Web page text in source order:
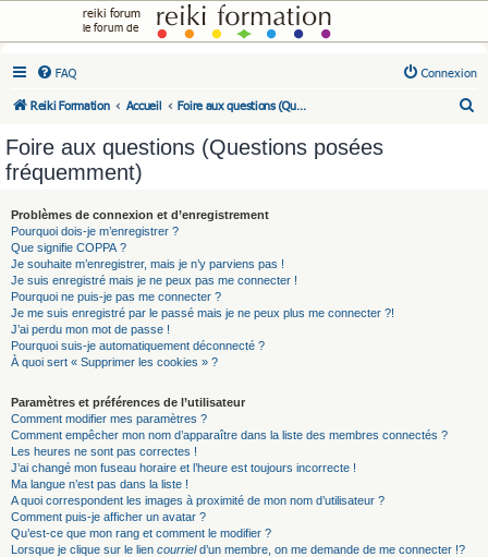
reiki forum
FAQ Connexion
Reiki Formation Accueil Foire aux questions (Questions posées fréquemment)
Foire aux questions (Questions posées
fréquemment)
Problèmes de connexion et d’enregistrement
Pourquoi dois-je m’enregistrer ?
Que signifie COPPA ?
Je souhaite m’enregistrer, mais je n’y parviens pas !
Je suis enregistré mais je ne peux pas me connecter !
Pourquoi ne puis-je pas me connecter ?
Je me suis enregistré par le passé mais je ne peux plus me connecter ?!
J’ai perdu mon mot de passe !
Pourquoi suis-je automatiquement déconnecté ?
À quoi sert « Supprimer les cookies » ?
Paramètres et préférences de l’utilisateur
Comment modifier mes paramètres ?
Comment empêcher mon nom d’apparaître dans la liste des membres connectés ?
Les heures ne sont pas correctes !
J’ai changé mon fuseau horaire et l’heure est toujours incorrecte !
Ma langue n’est pas dans la liste !
A quoi correspondent les images à proximité de mon nom d’utilisateur ?
Comment puis-je afficher un avatar ?
Qu’est-ce que mon rang et comment le modifier ?
Lorsque je clique sur le lien courrield’un membre, on me demande de me connecter !?
le forum de